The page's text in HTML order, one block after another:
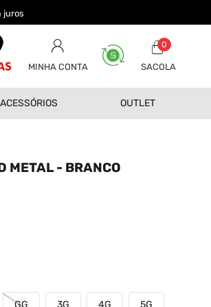
juros
MINHA CONTA
0
ACESSÓRIOS OUTLET
METAL - BRANCO
GG 3G 4G 5G